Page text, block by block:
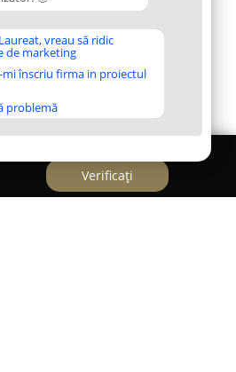
vreau să ridic
de marketing
mi înscriu firma in proiectul
problemă
Verificați